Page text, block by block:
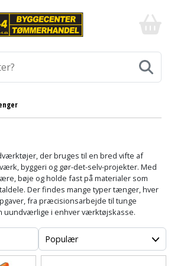
-
billigt
og
Klik
der bruges til en bred vifte af
byggeri og gør-det-selv-projekter. Med
bøje og holde fast på materialer som
Der findes mange typer tænger, hver
fra præcisionsarbejde til tunge
uundværlige i enhver værktøjskasse.
Populær